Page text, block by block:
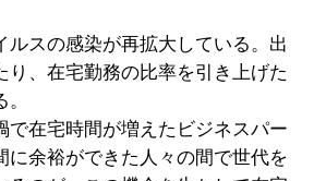
スの感染が再拡大している。出
り、在宅勤務の比率を引き上げた
在宅時間が増えたビジネスパー
に余裕ができた人々の間で世代を